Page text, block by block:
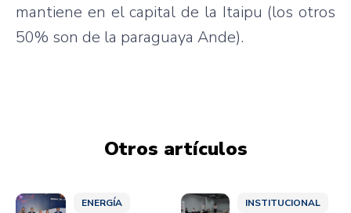
mantiene en el capital de la Itaipu (los otros
50% son de la paraguaya Ande).
Otros artículos
ENERGÍA INSTITUCIONAL